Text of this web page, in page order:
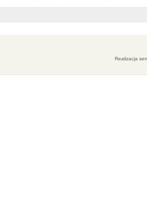
Realizacja